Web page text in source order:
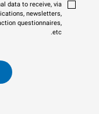
data to receive, via
newsletters,
questionnaires,
etc.